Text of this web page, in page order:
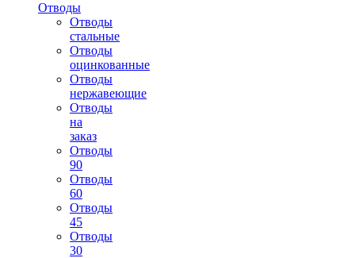
Отводы
Отводы
стальные
Отводы
оцинкованные
Отводы
нержавеющие
Отводы
на
заказ
Отводы
90
Отводы
60
Отводы
45
Отводы
30